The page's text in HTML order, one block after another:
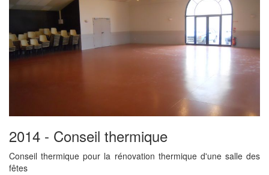
2014 - Conseil thermique
Conseil thermique pour la rénovation thermique d'une salle des
fêtes